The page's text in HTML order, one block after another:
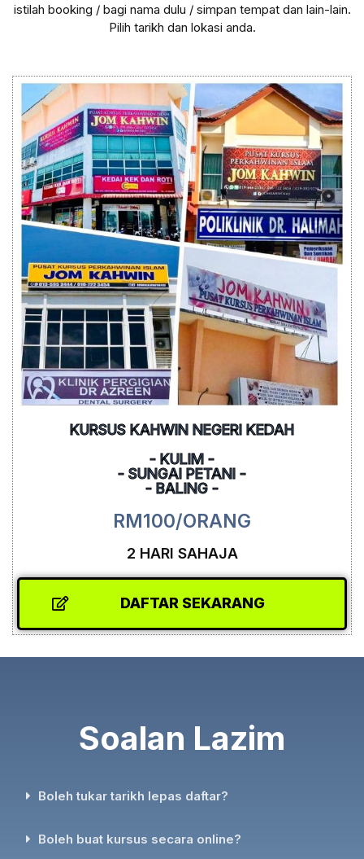
istilah booking / bagi nama dulu / simpan tempat dan lain-lain.
Pilih tarikh dan lokasi anda.
KURSUS KAHWIN NEGERI KEDAH
- KULIM -
- SUNGAI PETANI -
- BALING -
RM100/ORANG
2 HARI SAHAJA
DAFTAR SEKARANG
Soalan Lazim
Boleh tukar tarikh lepas daftar?
Boleh buat kursus secara online?